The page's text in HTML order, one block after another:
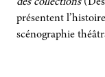
présentent
scénographie